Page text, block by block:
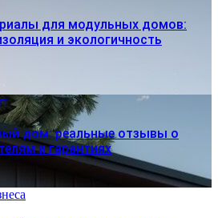
для модульных домов:
и экологичность
дом: реальные отзывы о
и гарантиях